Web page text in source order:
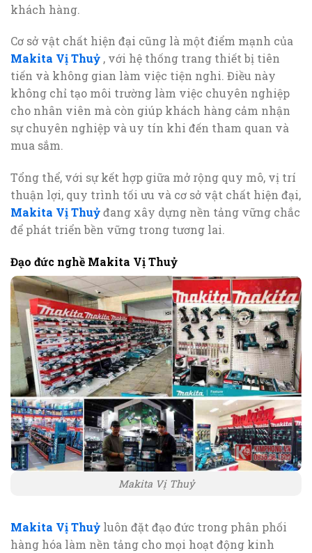
khách hàng.
Cơ sở vật chất hiện đại cũng là một điểm mạnh của
Makita Vị Thuỷ , với hệ thống trang thiết bị tiên
tiến và không gian làm việc tiện nghi. Điều này
không chỉ tạo môi trường làm việc chuyên nghiệp
cho nhân viên mà còn giúp khách hàng cảm nhận
sự chuyên nghiệp và uy tín khi đến tham quan và
mua sắm.
Tổng thể, với sự kết hợp giữa mở rộng quy mô, vị trí
thuận lợi, quy trình tối ưu và cơ sở vật chất hiện đại,
Makita Vị Thuỷđang xây dựng nền tảng vững chắc
để phát triển bền vững trong tương lai.
Đạo đức nghề Makita Vị Thuỷ
Makita Vị Thuỷ
Makita Vị Thuỷ luôn đặt đạo đức trong phân phối
hàng hóa làm nền tảng cho mọi hoạt động kinh